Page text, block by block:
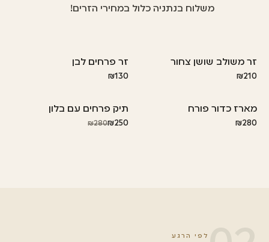
משלוח בנתניה כלול במחירי הזרים!
מבצע
זר משולב שושן צחור
₪210
זר פרחים לבן
₪130
מארז כדור פורח
₪280
מבצע
תיק פרחים עם בלון
₪250
₪280
לפי הרגע